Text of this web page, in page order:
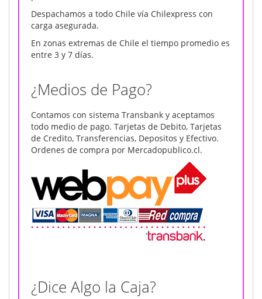
Despachamos a todo Chile vía Chilexpress con
carga asegurada.
En zonas extremas de Chile el tiempo promedio es
entre 3 y 7 días.
¿Medios de Pago?
Contamos con sistema Transbank y aceptamos
todo medio de pago. Tarjetas de Debito, Tarjetas
de Credito, Transferencias, Depositos y Efectivo.
Ordenes de compra por Mercadopublico.cl.
¿Dice Algo la Caja?